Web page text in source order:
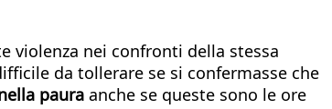
violenza nei confronti della stessa
da tollerare se si confermasse che
paura anche se queste sono le ore